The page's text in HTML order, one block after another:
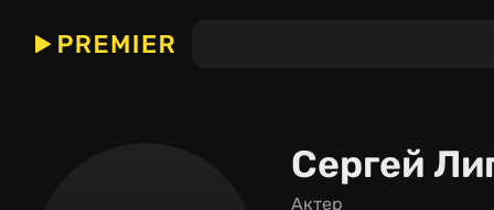
Сергей
актер